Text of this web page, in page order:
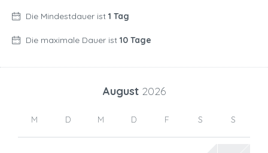
Die Mindestdauer ist 1 Tag
Die maximale Dauer ist 10 Tage
August 2026
M D M D F S S